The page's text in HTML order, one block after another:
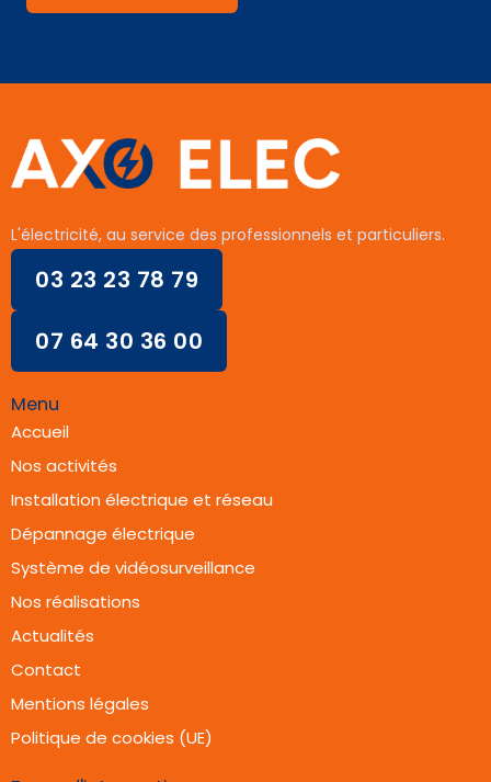
L'électricité, au service des professionnels et particuliers.
03 23 23 78 79
07 64 30 36 00
Menu
Accueil
Nos activités
Installation électrique et réseau
Dépannage électrique
Système de vidéosurveillance
Nos réalisations
Actualités
Contact
Mentions légales
Politique de cookies (UE)